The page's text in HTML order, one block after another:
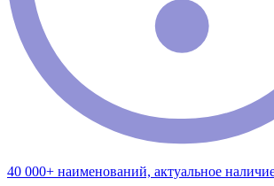
40 000+ наименований, актуальное